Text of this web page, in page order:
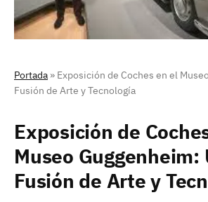
Portada » Exposición de Coches en el
Fusión de Arte y Tecnología
Exposición de
Museo Guggenheim:
Fusión de Arte y